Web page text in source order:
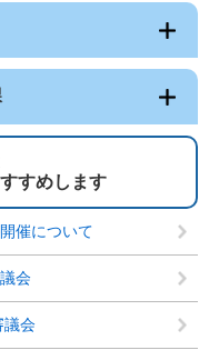
すめします
催について
会
議会